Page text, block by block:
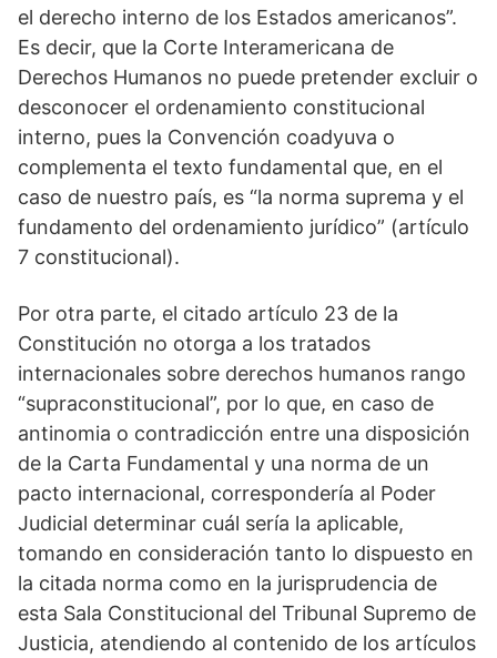
el derecho interno de los Estados americanos”.
Es decir, que la Corte Interamericana de
Derechos Humanos no puede pretender excluir o
desconocer el ordenamiento constitucional
interno, pues la Convención coadyuva o
complementa el texto fundamental que, en el
caso de nuestro país, es “la norma suprema y el
fundamento del ordenamiento jurídico” (artículo
7 constitucional).
Por otra parte, el citado artículo 23 de la
Constitución no otorga a los tratados
internacionales sobre derechos humanos rango
“supraconstitucional”, por lo que, en caso de
antinomia o contradicción entre una disposición
de la Carta Fundamental y una norma de un
pacto internacional, correspondería al Poder
Judicial determinar cuál sería la aplicable,
tomando en consideración tanto lo dispuesto en
la citada norma como en la jurisprudencia de
esta Sala Constitucional del Tribunal Supremo de
Justicia, atendiendo al contenido de los artículos